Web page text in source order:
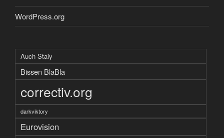
WordPress.org
Auch Staiy
Bissen BlaBla
correctiv.org
darkviktory
Eurovision